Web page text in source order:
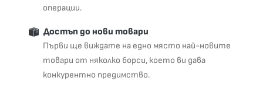
операции.
Достъп до нови товари
Първи ще виждате на едно място най-новите
товари от няколко борси, което ви дава
конкурентно предимство.